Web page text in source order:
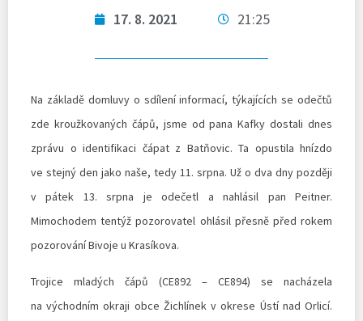
17. 8. 2021 21:25
Na základě domluvy o sdílení informací, týkajících se odečtů
zde kroužkovaných čápů, jsme od pana Kafky dostali dnes
zprávu o identifikaci čápat z Batňovic. Ta opustila hnízdo
ve stejný den jako naše, tedy 11. srpna. Už o dva dny později
v pátek 13. srpna je odečetl a nahlásil pan Peitner.
Mimochodem tentýž pozorovatel ohlásil přesně před rokem
pozorování Bivoje u Krasíkova.
Trojice mladých čápů (CE892 – CE894) se nacházela
na východním okraji obce Žichlínek v okrese Ústí nad Orlicí.